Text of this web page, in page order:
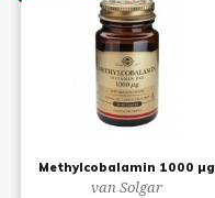
Methylcobalamin 1000 µg
van Solgar